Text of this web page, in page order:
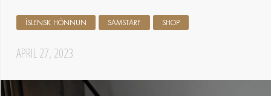
APRIL 27, 2023
ÍSLENSK HÖNNUN SAMSTARF SHOP